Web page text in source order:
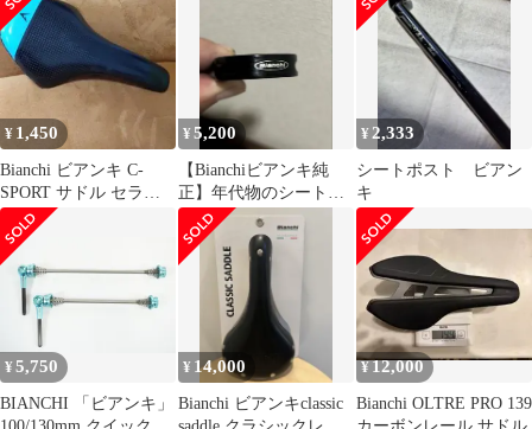
¥ 1,450
Bianchi ビアンキ C-
SPORT サドル セラロ
イヤル 純正
¥5,200
【Bianchiビアンキ純
正】年代物のシートポ
ストクランプ27.2mm用
¥ 2,333
シートポスト ビアン
キ
¥5,750
BIANCHI 「ビアンキ」
¥ 14,000
Bianchi ビアンキclassic
¥12,000
Bianchi OLTRE PRO 139